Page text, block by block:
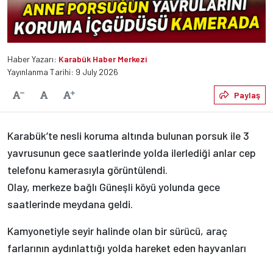
Haber Yazarı: Karabük Haber Merkezi
Yayınlanma Tarihi: 9 July 2026
Yazıyı KüçültVarsayılanYazıyı Büyüt Paylaş
Karabük’te nesli koruma altında bulunan porsuk ile 3
yavrusunun gece saatlerinde yolda ilerlediği anlar cep
telefonu kamerasıyla görüntülendi.
Olay, merkeze bağlı Güneşli köyü yolunda gece
saatlerinde meydana geldi.
Kamyonetiyle seyir halinde olan bir sürücü, araç
farlarının aydınlattığı yolda hareket eden hayvanları